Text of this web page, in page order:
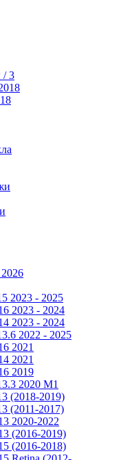
/ 3
2023 - 2025
2023 - 2024
2023 - 2024
2022 - 2025
2021
2021
2019
2020 M1
(2018-2019)
(2011-2017)
2020-2022
(2016-2019)
(2016-2018)